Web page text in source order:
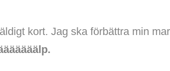
kort. Jag ska förbättra min